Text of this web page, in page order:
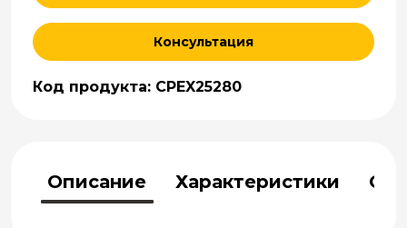
Консультация
Код продукта: CPEX25280
Описание Характеристики